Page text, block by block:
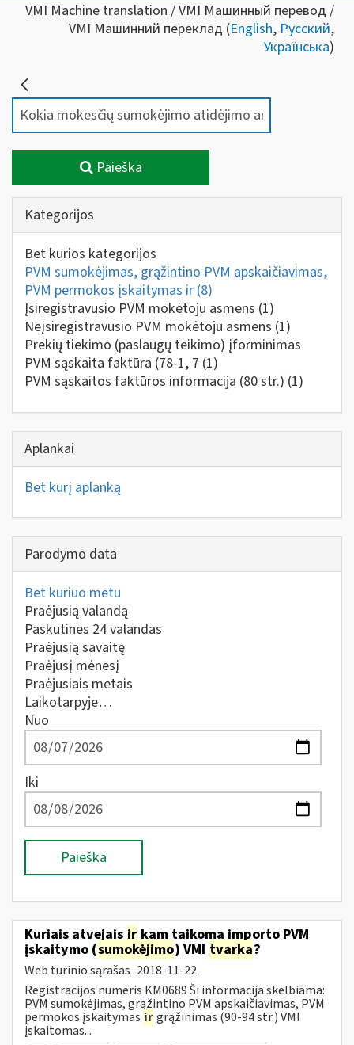
VMI Machine translation / VMI Машинный перевод /
VMI Машинний переклад (English, Русский,
Українська)
Paieška
Kategorijos
Bet kurios kategorijos
PVM sumokėjimas, grąžintino PVM apskaičiavimas,
PVM permokos įskaitymas ir (8)
Įsiregistravusio PVM mokėtoju asmens (1)
Neįsiregistravusio PVM mokėtoju asmens (1)
Prekių tiekimo (paslaugų teikimo) įforminimas
PVM sąskaita faktūra (78-1, 7 (1)
PVM sąskaitos faktūros informacija (80 str.) (1)
Aplankai
Bet kurį aplanką
Parodymo data
Bet kuriuo metu
Praėjusią valandą
Paskutines 24 valandas
Praėjusią savaitę
Praėjusį mėnesį
Praėjusiais metais
Laikotarpyje…
Nuo
Iki
Paieška
Kuriais atvejais ir kam taikoma importo PVM
įskaitymo (sumokėjimo) VMI tvarka?
Web turinio sąrašas 2018-11-22
Registracijos numeris KM0689 Ši informacija skelbiama:
PVM sumokėjimas, grąžintino PVM apskaičiavimas, PVM
permokos įskaitymas irgrąžinimas (90-94 str.) VMI
įskaitomas...